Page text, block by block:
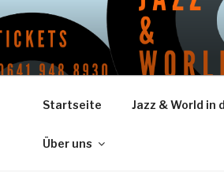
PIANO
Künstlerische Leitung – uwe
Startseite Jazz & World in
Über uns